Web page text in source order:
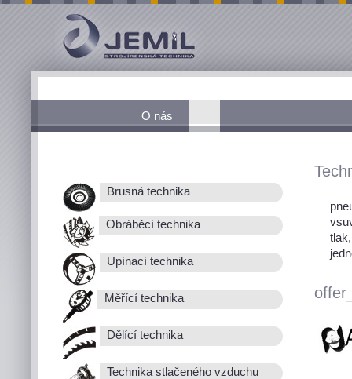
O nás
Brusná technika
Obráběcí technika
Upínací technika
Měřící technika
Dělící technika
Technika stlačeného vzduchu